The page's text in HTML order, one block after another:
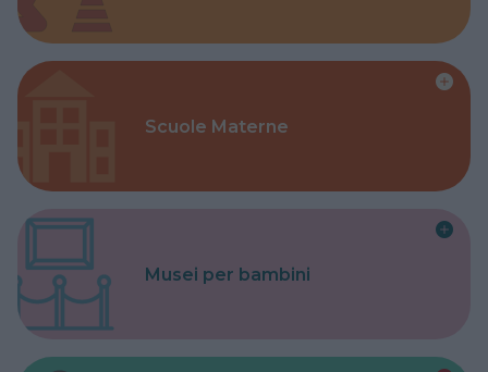
Scuole Materne
Musei per bambini